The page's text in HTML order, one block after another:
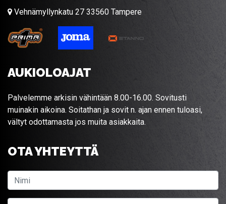
Vehnämyllynkatu 27 33560 Tampere
AUKIOLOAJAT
Palvelemme arkisin vähintään 8.00-16.00. Sovitusti
muinakin aikoina. Soitathan ja sovit n. ajan ennen tuloasi,
vältyt odottamasta jos muita asiakkaita.
OTA YHTEYTTÄ